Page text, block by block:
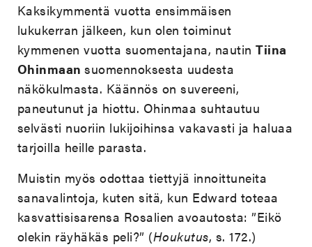
Kaksikymmentä vuotta ensimmäisen
lukukerran jälkeen, kun olen toiminut
kymmenen vuotta suomentajana, nautinTiina
Ohinmaansuomennoksesta uudesta
näkökulmasta. Käännös on suvereeni,
paneutunut ja hiottu. Ohinmaa suhtautuu
selvästi nuoriin lukijoihinsa vakavasti ja haluaa
tarjoilla heille parasta.
Muistin myös odottaa tiettyjä innoittuneita
sanavalintoja, kuten sitä, kun Edward toteaa
kasvattisisarensa Rosalien avoautosta: ”Eikö
olekin räyhäkäs peli?” (Houkutus, s. 172.)